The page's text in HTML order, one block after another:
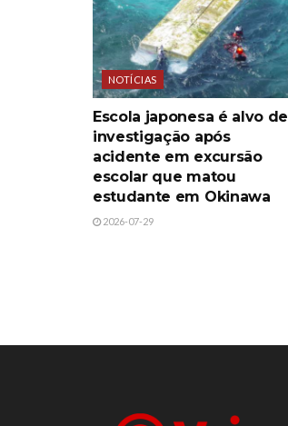
NOTÍCIAS
Escola japonesa é alvo de
investigação após
acidente em excursão
escolar que matou
estudante em Okinawa
2026-07-29